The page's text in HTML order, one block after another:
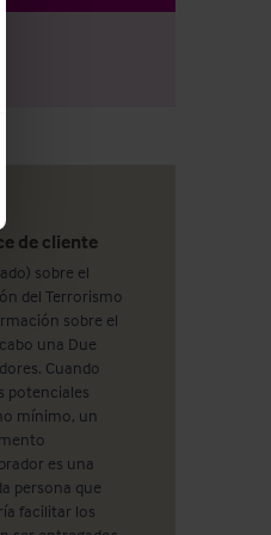
de cliente
sobre el
del Terrorismo
sobre el
una Due
Cuando
potenciales
mínimo, un
es una
persona que
facilitar los